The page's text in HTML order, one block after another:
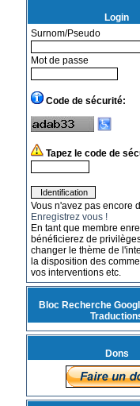
Login
Surnom/Pseudo
Mot de passe
Code de sécurité:
Tapez le code de
Vous n'avez pas encore
Enregistrez vous !
En tant que membre
bénéficierez de
changer le thème de
la disposition des
vos interventions etc.
Bloc Recherche
Dons